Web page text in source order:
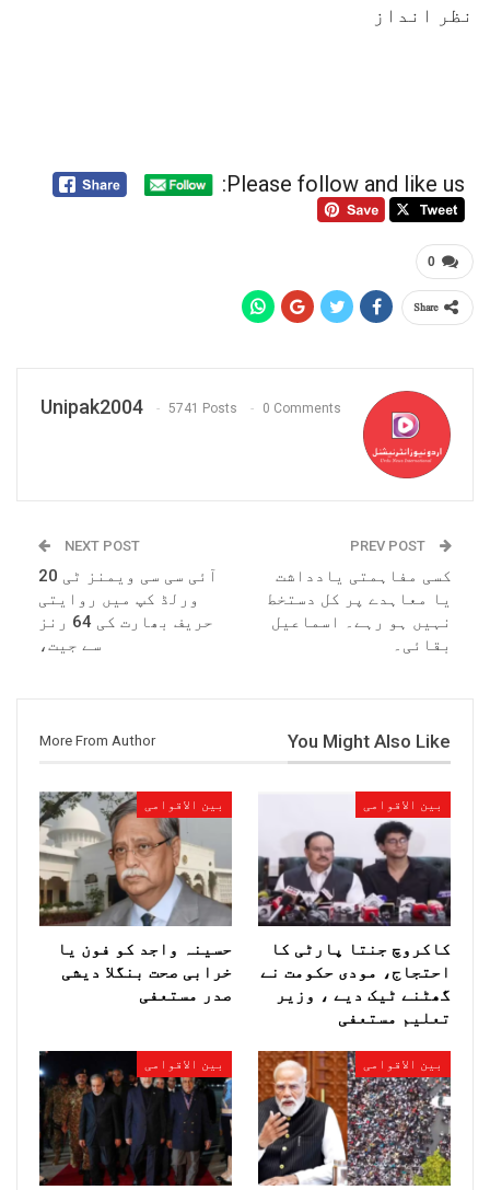
نظر انداز
Please follow and like us:
0
Share
Unipak2004 5741 Posts 0 Comments
کسی مفاہمتی یادداشت
یا معاہدے پر کل دستخط
نہیں ہو رہے۔ اسماعیل
بقائی۔
NEXT POST
آئی سی سی ویمنز ٹی 20
ورلڈ کپ میں روایتی
حریف بھارت کی 64 رنز
سے جیت،
You Might Also Like
More From Author
بین الاقوامی
کاکروچ جنتا پارٹی کا
احتجاج، مودی حکومت نے
گھٹنے ٹیک دیے ، وزیر
تعلیم مستعفی
بین الاقوامی
حسینہ واجد کو فون یا
خرابی صحت بنگلا دیشی
صدر مستعفی
بین الاقوامی بین الاقوامی